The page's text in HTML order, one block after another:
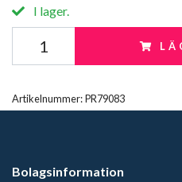
I lager.
Artikelnummer:PR79083
Bolagsinformation